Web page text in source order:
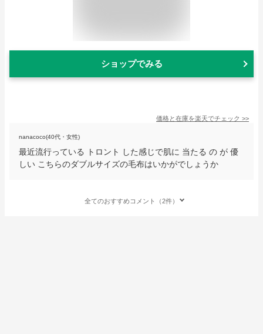
ショップでみる
価格と在庫を楽天でチェック >>
nanacoco(40代・女性)
最近流行っている トロント した感じで肌に 当たる の が 優
しい こちらのダブルサイズの毛布はいかがでしょうか
全てのおすすめコメント（2件）